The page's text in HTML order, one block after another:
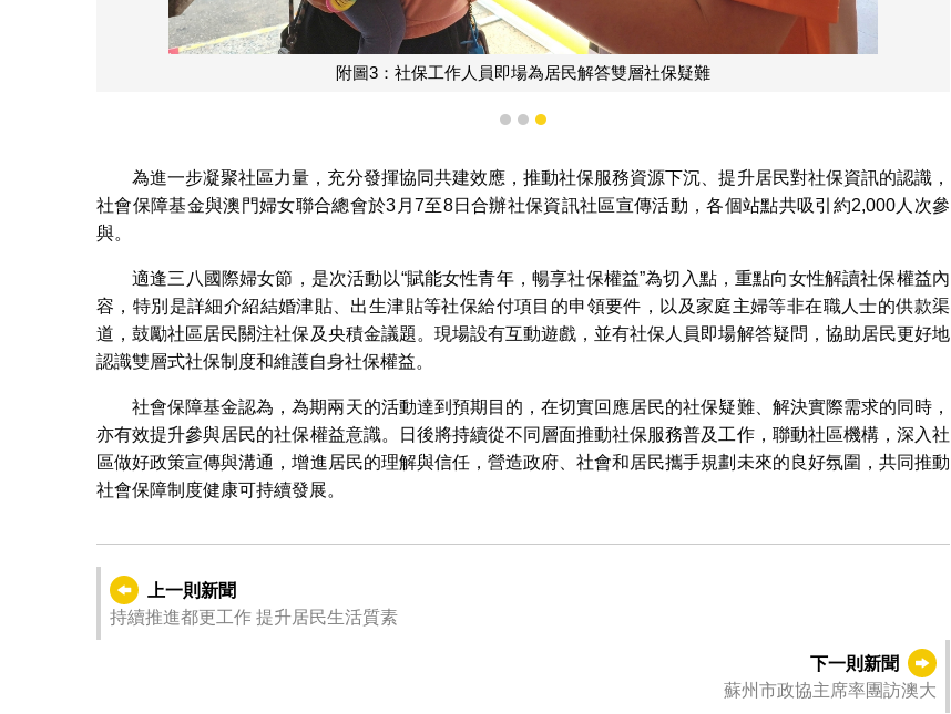
附圖3：社保工作人員即場為居民解答雙層社保疑難
1 2 3
為進一步凝聚社區力量，充分發揮協同共建效應，推動社保服務資源下沉、提升居民對社保資訊的認識，
社會保障基金與澳門婦女聯合總會於3月7至8日合辦社保資訊社區宣傳活動，各個站點共吸引約2,000人次參
與。
適逢三八國際婦女節，是次活動以“賦能女性青年，暢享社保權益”為切入點，重點向女性解讀社保權益內
容，特別是詳細介紹結婚津貼、出生津貼等社保給付項目的申領要件，以及家庭主婦等非在職人士的供款渠
道，鼓勵社區居民關注社保及央積金議題。現場設有互動遊戲，並有社保人員即場解答疑問，協助居民更好地
認識雙層式社保制度和維護自身社保權益。
社會保障基金認為，為期兩天的活動達到預期目的，在切實回應居民的社保疑難、解決實際需求的同時，
亦有效提升參與居民的社保權益意識。日後將持續從不同層面推動社保服務普及工作，聯動社區機構，深入社
區做好政策宣傳與溝通，增進居民的理解與信任，營造政府、社會和居民攜手規劃未來的良好氛圍，共同推動
社會保障制度健康可持續發展。
上一則新聞
持續推進都更工作 提升居民生活質素
下一則新聞
蘇州市政協主席率團訪澳大